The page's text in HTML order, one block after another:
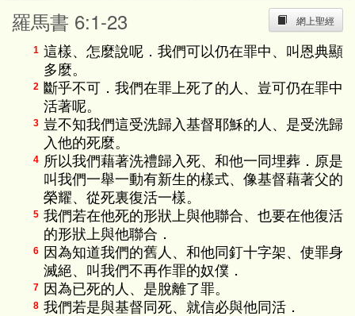
網上聖經
羅馬書 6:1-23
1 這樣、怎麼說呢．我們可以仍在罪中、叫恩典顯
多麼。
2 斷乎不可．我們在罪上死了的人、豈可仍在罪中
活著呢。
3 豈不知我們這受洗歸入基督耶穌的人、是受洗歸
入他的死麼。
4 所以我們藉著洗禮歸入死、和他一同埋葬．原是
叫我們一舉一動有新生的樣式、像基督藉著父的
榮耀、從死裏復活一樣。
5 我們若在他死的形狀上與他聯合、也要在他復活
的形狀上與他聯合．
6
因為知道我們的舊人、和他同釘十字架、使罪身
滅絕、叫我們不再作罪的奴僕．
7 因為已死的人、是脫離了罪。
8 我們若是與基督同死、就信必與他同活．